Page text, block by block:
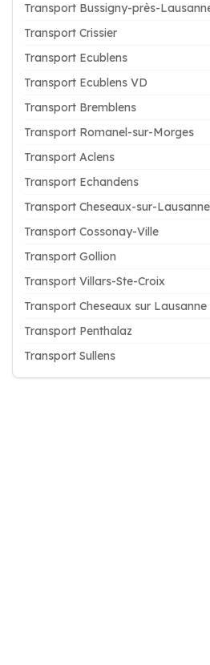
Transport Bussigny-près-
Transport Crissier
Transport Ecublens
Transport Ecublens VD
Transport Bremblens
Transport Romanel-sur-Morges
Transport Aclens
Transport Echandens
Transport Cheseaux-sur-Lausanne
Transport Cossonay-Ville
Transport Gollion
Transport Villars-Ste-Croix
Transport Cheseaux sur Lausanne
Transport Penthalaz
Transport Sullens